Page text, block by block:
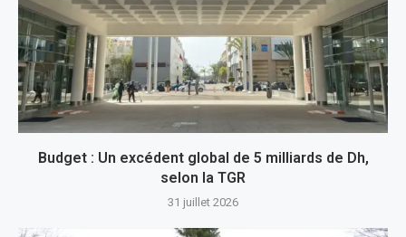
Budget : Un excédent global de 5 milliards de Dh,
selon la TGR
31 juillet 2026